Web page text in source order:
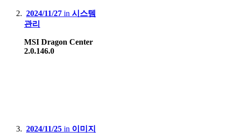
2024/11/27 in 시스템
관리
MSI Dragon Center
2.0.146.0
2024/11/25 in 이미지